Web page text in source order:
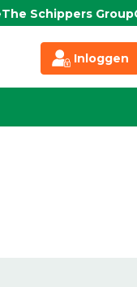
The Schippers Group
Inloggen